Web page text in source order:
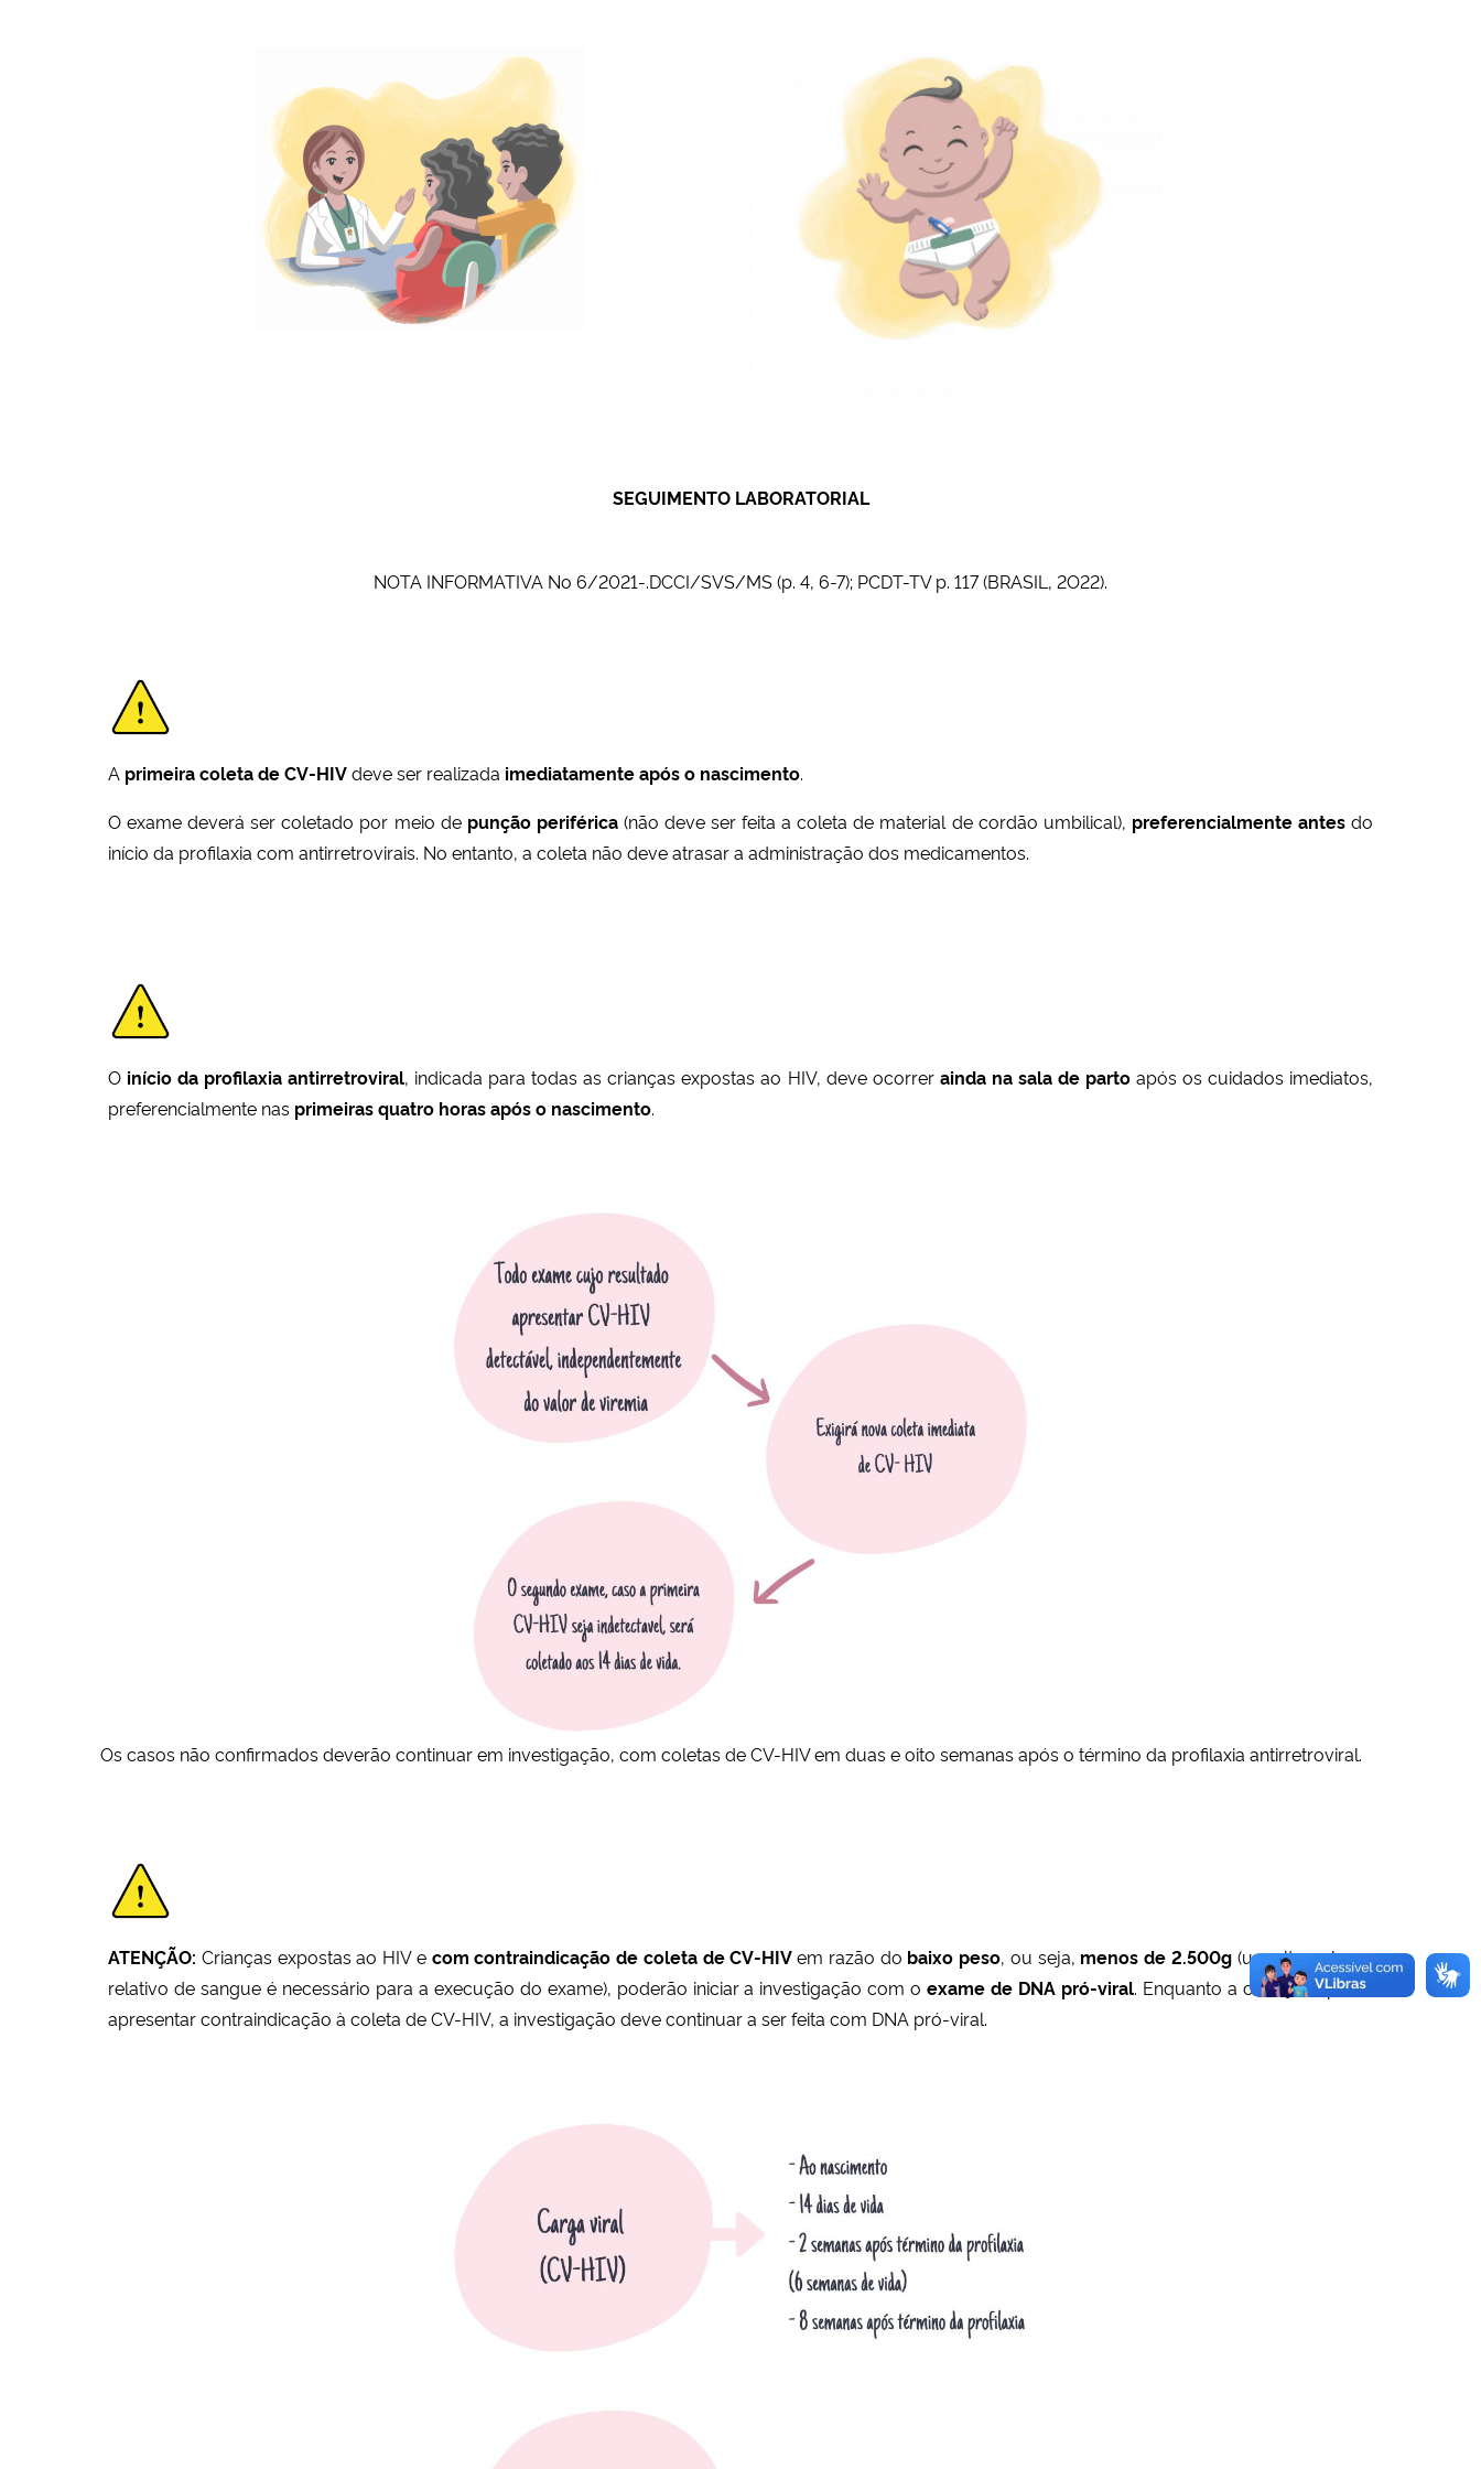
SEGUIMENTO LABORATORIAL
NOTA INFORMATIVA No 6/2021-.DCCI/SVS/MS (p. 4, 6-7); PCDT-TV p. 117 (BRASIL, 2O22).
A primeira coleta de CV-HIVdeve ser realizada imediatamente após o nascimento.
O exame deverá ser coletado por meio de punção periférica(não deve ser feita a coleta de material de cordão umbilical), preferencialmente antesdo
início da profilaxia com antirretrovirais. No entanto, a coleta não deve atrasar a administração dos medicamentos.
O início da profilaxia antirretroviral, indicada para todas as crianças expostas ao HIV, deve ocorrer ainda na sala de partoapós os cuidados imediatos,
preferencialmente nas primeiras quatro horas após o nascimento.
Os casos não confirmados deverão continuar em investigação, com coletas de CV-HIV em duas e oito semanas após o término da profilaxia antirretroviral.
ATENÇÃO: Crianças expostas ao HIV e com contraindicação de coleta de CV-HIVem razão do baixo peso, ou seja, menos de 2.500g (um alto volume
relativo de sangue é necessário para a execução do exame), poderão iniciar a investigação com oexame de DNA pró-viral. Enquanto a criança exposta
apresentar contraindicação à coleta de CV-HIV, a investigação deve continuar a ser feita com DNA pró-viral.